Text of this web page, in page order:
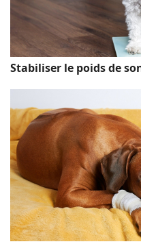
Stabiliser le poids de